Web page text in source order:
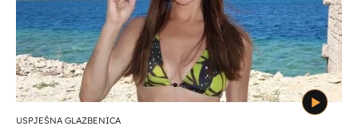
USPJEŠNA GLAZBENICA